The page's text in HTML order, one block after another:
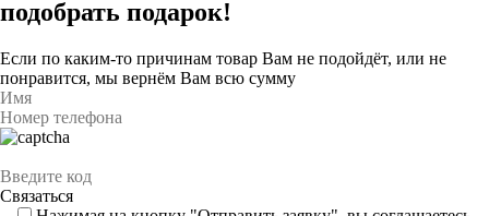
подобрать подарок!
Если по каким-то причинам товар Вам не подойдёт, или не
понравится, мы вернём Вам всю сумму